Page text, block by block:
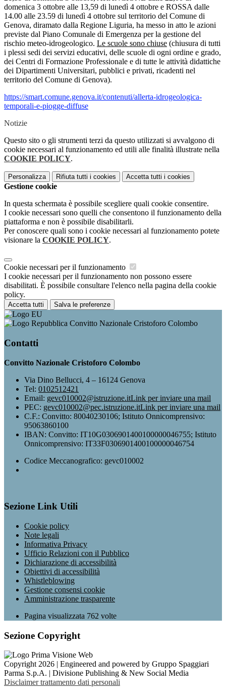
domenica 3 ottobre alle 13,59 di lunedì 4 ottobre e ROSSA dalle
14.00 alle 23.59 di lunedì 4 ottobre sul territorio del Comune di
Genova, diramato dalla Regione Liguria, ha messo in atto le azioni
previste dal Piano Comunale di Emergenza per la gestione del
rischio meteo-idrogeologico. Le scuole sono chiuse (chiusura di tutti
i plessi sedi dei servizi educativi, delle scuole di ogni ordine e grado,
dei Centri di Formazione Professionale e di tutte le attività didattiche
dei Dipartimenti Universitari, pubblici e privati, ricadenti nel
territorio del Comune di Genova).
https://smart.comune.genova.it/contenuti/allerta-idrogeologica-
temporali-e-piogge-diffuse
Notizie
Questo sito o gli strumenti terzi da questo utilizzati si avvalgono di
cookie necessari al funzionamento ed utili alle finalità illustrate nella
COOKIE POLICY.
Personalizza Rifiuta tutti i cookies Accetta tutti i cookies
Gestione cookie
In questa schermata è possibile scegliere quali cookie consentire.
I cookie necessari sono quelli che consentono il funzionamento della
piattaforma e non è possibile disabilitarli.
Per conoscere quali sono i cookie necessari al funzionamento potete
visionare la COOKIE POLICY.
Cookie necessari per il funzionamento
I cookie necessari per il funzionamento non possono essere
disabilitati. È possibile consultare l'elenco nella pagina della cookie
policy.
Accetta tutti Salva le preferenze
Convitto Nazionale Cristoforo Colombo
Contatti
Convitto Nazionale Cristoforo Colombo
Via Dino Bellucci, 4 – 16124 Genova
Tel: 0102512421
Email: gevc010002@istruzione.itLink per inviare una mail
PEC: gevc010002@pec.istruzione.itLink per inviare una mail
C.F.: Convitto: 80040230106; Istituto Onnicomprensivo:
95063860100
IBAN: Convitto: IT10G0306901400100000046755; Istituto
Onnicomprensivo: IT33F0306901400100000046754
Codice Meccanografico: gevc010002
Sezione Link Utili
Cookie policy
Note legali
Informativa Privacy
Ufficio Relazioni con il Pubblico
Dichiarazione di accessibilità
Obiettivi di accessibilità
Whistleblowing
Gestione consensi cookie
Amministrazione trasparente
Pagina visualizzata 762 volte
Sezione Copyright
Copyright 2026 | Engineered and powered by Gruppo Spaggiari
Parma S.p.A. | Divisione Publishing & New Social Media
Disclaimer trattamento dati personali